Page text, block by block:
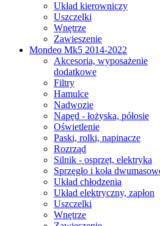
Układ kierowniczy
Uszczelki
Wnętrze
Zawieszenie
Mondeo Mk5 2014-2022
Akcesoria, wyposażenie
dodatkowe
Filtry
Hamulce
Nadwozie
Napęd - łożyska, półosie
Oświetlenie
Paski, rolki, napinacze
Rozrząd
Silnik - osprzęt, elektryka
Sprzęgło i koła
Układ chłodzenia
Układ elektryczny, zapłon
Uszczelki
Wnętrze